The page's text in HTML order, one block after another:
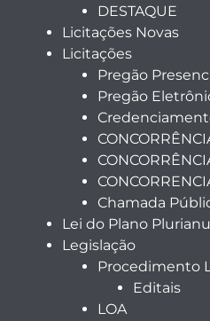
DESTAQUE
Licitações Novas
Licitações
Pregão
Pregão
Chamada
Lei do Plano
Legislação
Procedimento
Editais
LOA